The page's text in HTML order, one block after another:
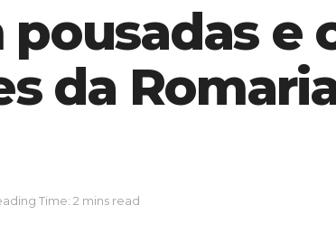
e
da
Time: 2 mins read